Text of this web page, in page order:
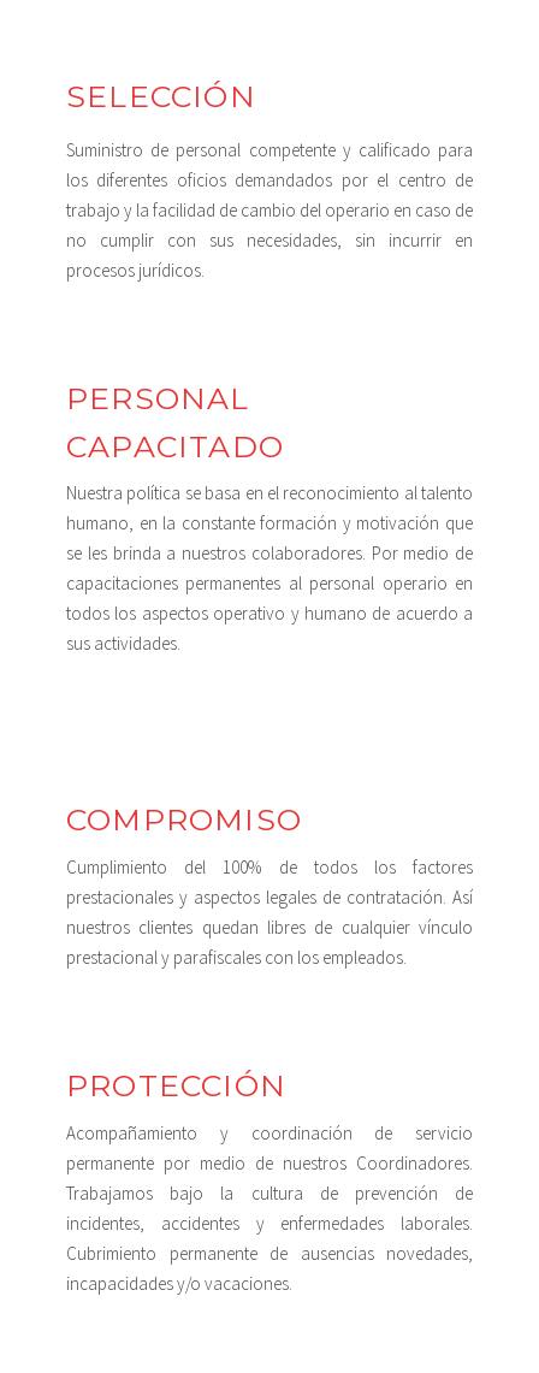
SELECCIÓN
Suministro de personal competente y calificado para
los diferentes oficios demandados por el centro de
trabajo y la facilidad de cambio del operario en caso de
no cumplir con sus necesidades, sin incurrir en
procesos jurídicos.
PERSONAL
CAPACITADO
Nuestra política se basa en el reconocimiento al talento
humano, en la constante formación y motivación que
se les brinda a nuestros colaboradores. Por medio de
capacitaciones permanentes al personal operario en
todos los aspectos operativo y humano de acuerdo a
sus actividades.
COMPROMISO
Cumplimiento del 100% de todos los factores
prestacionales y aspectos legales de contratación. Así
nuestros clientes quedan libres de cualquier vínculo
prestacional y parafiscales con los empleados.
PROTECCIÓN
Acompañamiento y coordinación de servicio
permanente por medio de nuestros Coordinadores.
Trabajamos bajo la cultura de prevención de
incidentes, accidentes y enfermedades laborales.
Cubrimiento permanente de ausencias novedades,
incapacidades y/o vacaciones.